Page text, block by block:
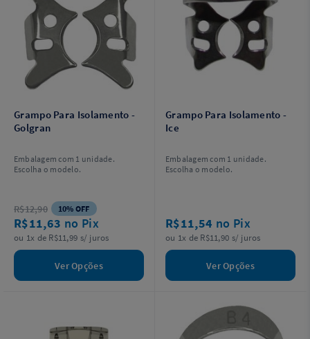
Grampo Para Isolamento -
Golgran
Embalagem com 1 unidade.
Escolha o modelo.
R$12,90 10% OFF
R$11,63 no Pix
ou 1x de R$11,99 s/ juros
Ver Opções
Grampo Para Isolamento -
Ice
Embalagem com 1 unidade.
Escolha o modelo.
R$11,54 no Pix
ou 1x de R$11,90 s/ juros
Ver Opções